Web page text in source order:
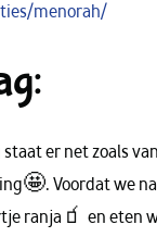
menorah/
er net zoals
Voordat we
ranja🧃 en eten